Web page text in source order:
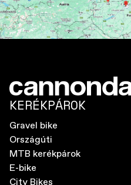
KERÉKPÁROK
Gravel bike
Országúti
MTB kerékpárok
E-bike